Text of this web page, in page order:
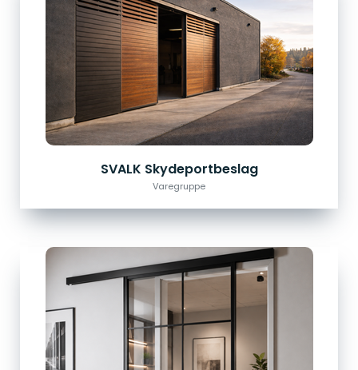
SVALK Skydeportbeslag
Varegruppe